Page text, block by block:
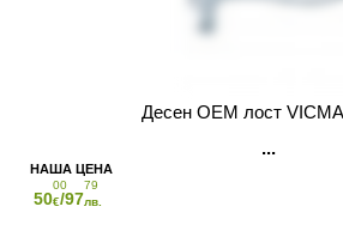
Десен OEM лост
50
00
€/97
79
лв.